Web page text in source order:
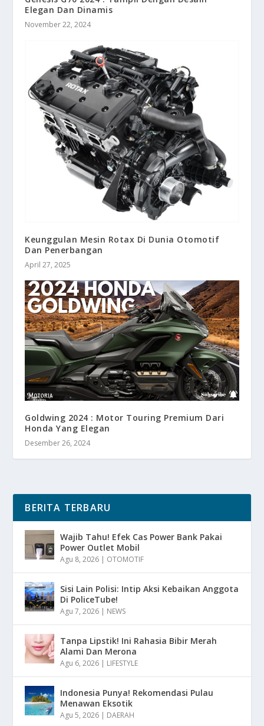
Elegan Dan Dinamis
November 22, 2024
Keunggulan Mesin Rotax Di Dunia Otomotif
Dan Penerbangan
April 27, 2025
Goldwing 2024 : Motor Touring Premium Dari
Honda Yang Elegan
Desember 26, 2024
BERITA TERBARU
Wajib Tahu! Efek Cas Power Bank Pakai
Power Outlet Mobil
Agu 8, 2026 | OTOMOTIF
Sisi Lain Polisi: Intip Aksi Kebaikan Anggota
Di PoliceTube!
Agu 7, 2026 | NEWS
Tanpa Lipstik! Ini Rahasia Bibir Merah
Alami Dan Merona
Agu 6, 2026 | LIFESTYLE
Indonesia Punya! Rekomendasi Pulau
Menawan Eksotik
Agu 5, 2026 | DAERAH